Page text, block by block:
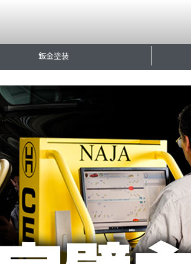
鈑金塗装